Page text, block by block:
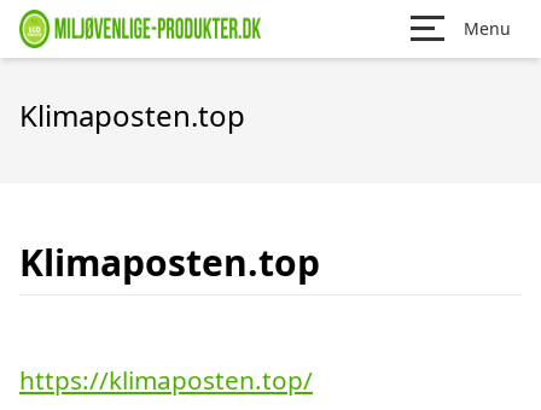
Menu
Klimaposten.top
Klimaposten.top
https://klimaposten.top/